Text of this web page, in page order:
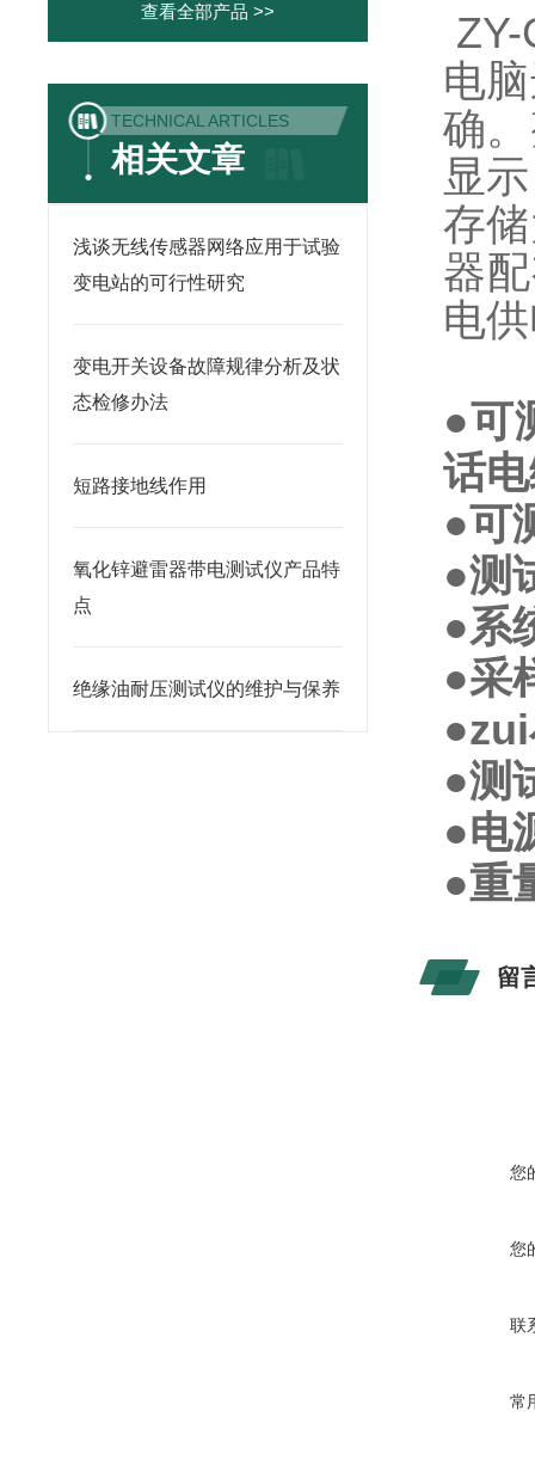
查看全部产品 >>
TECHNICAL ARTICLES
相关文章
浅谈无线传感器网络应用于试验
变电站的可行性研究
变电开关设备故障规律分析及状
态检修办法
短路接地线作用
氧化锌避雷器带电测试仪产品特
点
绝缘油耐压测试仪的维护与保养
电
确
显
存
器
电
●可
话
●可
●测
●系
●采
●测
●电
●重
留
您
您
联
常